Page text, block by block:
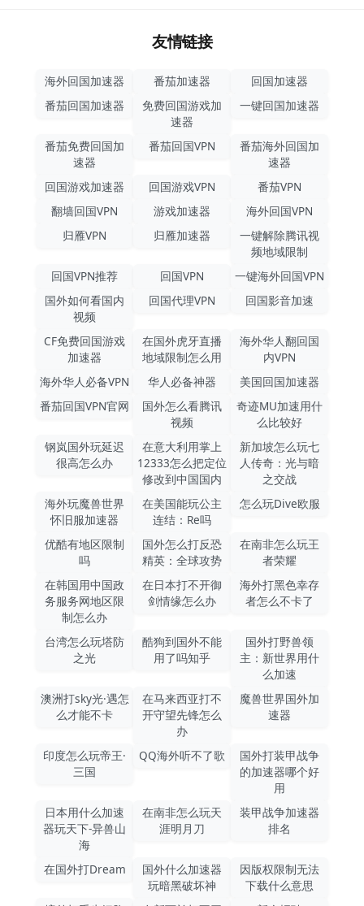
友情链接
海外回国加速器 番茄加速器
回国加速器
番茄回国加速器
免费回国游戏加
速器
一键回国加速器
番茄免费回国加
速器
番茄回国VPN
番茄海外回国加
速器
回国游戏加速器
回国游戏VPN
番茄VPN
翻墙回国VPN
游戏加速器
海外回国VPN
归雁VPN
归雁加速器
一键解除腾讯视
频地域限制
回国VPN推荐
回国VPN
一键海外回国VPN
国外如何看国内
视频
回国代理VPN 回国影音加速
CF免费回国游戏
加速器
在国外虎牙直播
地域限制怎么用
海外华人翻回国
内VPN
海外华人必备VPN
华人必备神器
美国回国加速器
番茄回国VPN官网
国外怎么看腾讯
视频
奇迹MU加速用什
么比较好
钢岚国外玩延迟
很高怎么办
在意大利用掌上
12333怎么把定位
修改到中国国内
新加坡怎么玩七
人传奇：光与暗
之交战
海外玩魔兽世界
怀旧服加速器
在美国能玩公主
连结：Re吗
怎么玩Dive欧服
优酷有地区限制
吗
国外怎么打反恐
精英：全球攻势
在南非怎么玩王
者荣耀
在韩国用中国政
务服务网地区限
制怎么办
在日本打不开御
剑情缘怎么办
海外打黑色幸存
者怎么不卡了
台湾怎么玩塔防
之光
酷狗到国外不能
用了吗知乎
国外打野兽领
主：新世界用什
么加速
澳洲打sky光·遇怎
么才能不卡
在马来西亚打不
开守望先锋怎么
办
魔兽世界国外加
速器
印度怎么玩帝王·
三国
QQ海外听不了歌
国外打装甲战争
的加速器哪个好
用
日本用什么加速
器玩天下-异兽山
海
在南非怎么玩天
涯明月刀
装甲战争加速器
排名
在国外打Dream
国外什么加速器
玩暗黑破坏神
因版权限制无法
下载什么意思